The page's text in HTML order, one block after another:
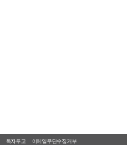
독자투고 이메일무단수집거부